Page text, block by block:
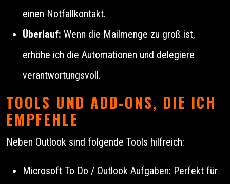
einen Notfallkontakt.
Überlauf: Wenn die Mailmenge zu groß ist,
erhöhe ich die Automationen und delegiere
verantwortungsvoll.
TOOLS UND ADD‑ONS, DIE ICH
EMPFEHLE
Neben Outlook sind folgende Tools hilfreich:
Microsoft To Do / Outlook Aufgaben: Perfekt für